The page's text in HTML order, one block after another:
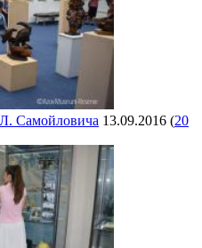
Самойловича 13.09.2016 (20